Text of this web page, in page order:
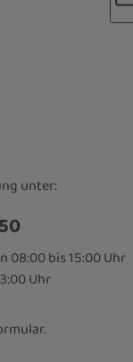
unter:
08:00 bis 15:00 Uhr
Uhr
.